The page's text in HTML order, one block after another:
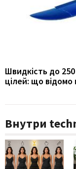
Швидкість до
цілей: що
Внутри